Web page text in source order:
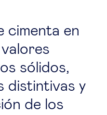
cimenta en
sólidos,
distintivas y
de los